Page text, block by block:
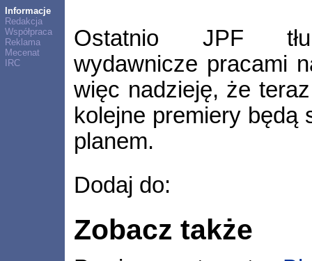
Informacje
Redakcja
Współpraca
Reklama
Mecenat
IRC
Ostatnio JPF
wydawnicze pracami
więc nadzieję, że
kolejne premiery będą
planem.
Dodaj do:
Zobacz także